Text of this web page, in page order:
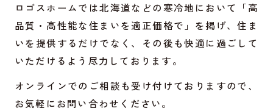
ロゴスホームでは北海道などの寒冷地において「高
品質・高性能な住まいを適正価格で」を掲げ、住ま
いを提供するだけでなく、その後も快適に過ごして
いただけるよう尽力しております。
オンラインでのご相談も受け付けておりますので、
お気軽にお問い合わせください。